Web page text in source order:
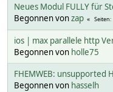
Neues Modul FULLY für
Begonnen vonzap Seiten
ios | max parallele http
Begonnen von holle75
FHEMWEB: unsupported
Begonnen von hasselh